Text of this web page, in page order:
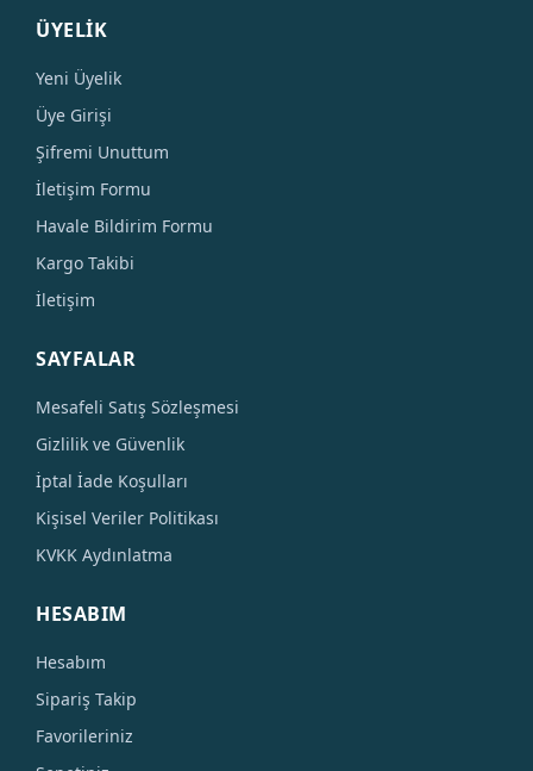
ÜYELİK
Yeni Üyelik
Üye Girişi
Şifremi Unuttum
İletişim Formu
Havale Bildirim Formu
Kargo Takibi
İletişim
SAYFALAR
Mesafeli Satış Sözleşmesi
Gizlilik ve Güvenlik
İptal İade Koşulları
Kişisel Veriler Politikası
KVKK Aydınlatma
HESABIM
Hesabım
Sipariş Takip
Favorileriniz